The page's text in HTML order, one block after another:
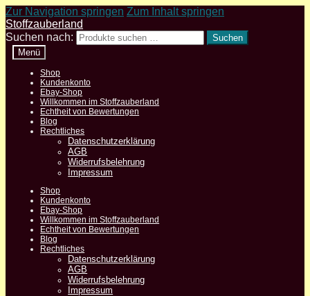
Zur Navigation springen Zum Inhalt springen
Stoffzauberland
Suchen nach:
Suchen
Menü
Shop
Kundenkonto
Ebay-Shop
Willkommen im Stoffzauberland
Echtheit von Bewertungen
Blog
Rechtliches
Datenschutzerklärung
AGB
Widerrufsbelehrung
Impressum
Shop
Kundenkonto
Ebay-Shop
Willkommen im Stoffzauberland
Echtheit von Bewertungen
Blog
Rechtliches
Datenschutzerklärung
AGB
Widerrufsbelehrung
Impressum